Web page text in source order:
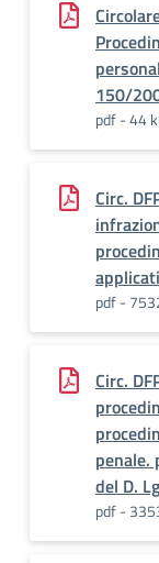
150/
pdf - 44
Circ.
pdf -
Circ.
penale.
del D.
pdf -